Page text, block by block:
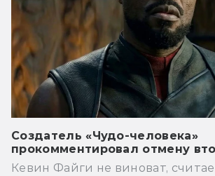
Создатель «Чудо-человека»
прокомментировал отмену
Кевин Файги не виноват,